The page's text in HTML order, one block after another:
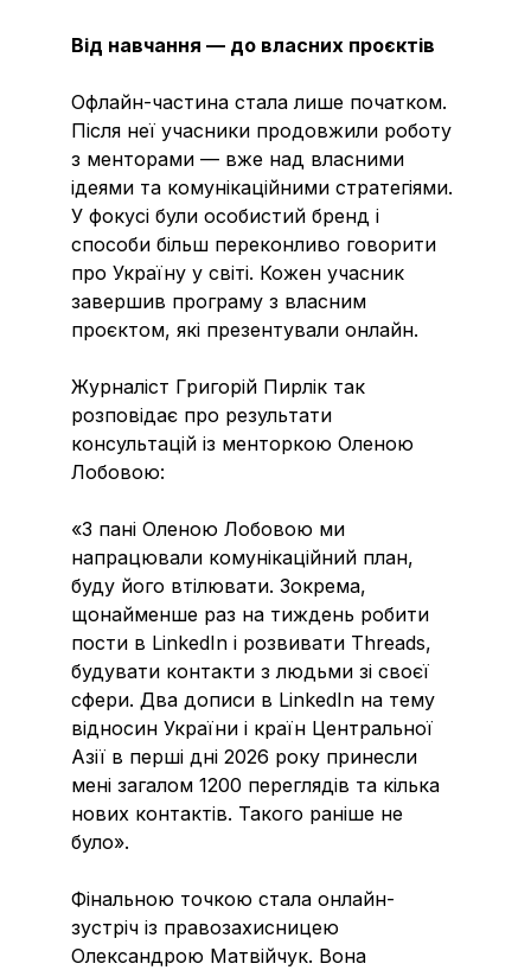
Від навчання — до власних проєктів
Офлайн-частина стала лише початком.
Після неї учасники продовжили роботу
з менторами — вже над власними
ідеями та комунікаційними стратегіями.
У фокусі були особистий бренд і
способи більш переконливо говорити
про Україну у світі. Кожен учасник
завершив програму з власним
проєктом, які презентували онлайн.
Журналіст Григорій Пирлік так
розповідає про результати
консультацій із менторкою Оленою
Лобовою:
«З пані Оленою Лобовою ми
напрацювали комунікаційний план,
буду його втілювати. Зокрема,
щонайменше раз на тиждень робити
пости в LinkedIn і розвивати Threads,
будувати контакти з людьми зі своєї
сфери. Два дописи в LinkedIn на тему
відносин України і країн Центральної
Азії в перші дні 2026 року принесли
мені загалом 1200 переглядів та кілька
нових контактів. Такого раніше не
було».
Фінальною точкою стала онлайн-
зустріч із правозахисницею
Олександрою Матвійчук. Вона